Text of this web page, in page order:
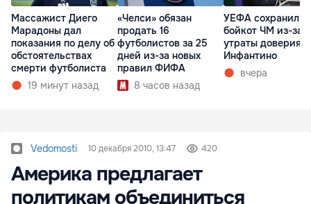
Массажист Диего
Марадоны дал
показания по делу об
обстоятельствах
смерти футболиста
19 минут назад
«Челси» обязан
продать 16
футболистов за 25
дней из-за новых
правил ФИФА
8 часов назад
УЕФА сохранил
бойкот ЧМ из-за
утраты доверия к
Инфантино
вчера
Vedomosti 10 декабря 2010, 13:47 420
Америка предлагает
политикам объединиться